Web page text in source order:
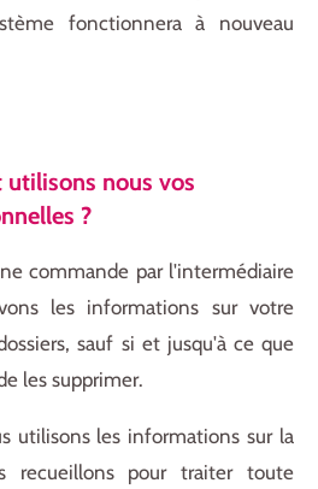
fonctionnera à nouveau
nous vos
?
commande par l'intermédiaire
les informations sur votre
sauf si et jusqu'à ce que
les supprimer.
utilisons les informations sur la
recueillons pour traiter toute